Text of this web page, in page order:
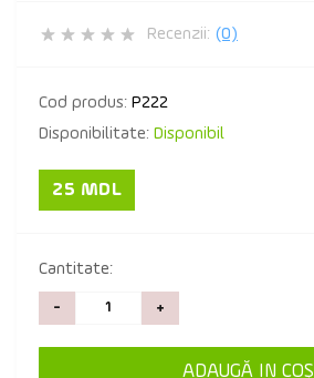
Recenzii: (0)
Cod produs: P222
Disponibilitate: Disponibil
25 MDL
Cantitate:
- +
ADAUGĂ IN COŞ